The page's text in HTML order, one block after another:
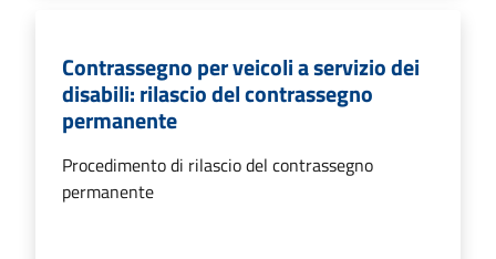
Contrassegno per veicoli a servizio dei
disabili: rilascio del contrassegno
permanente
Procedimento di rilascio del contrassegno
permanente